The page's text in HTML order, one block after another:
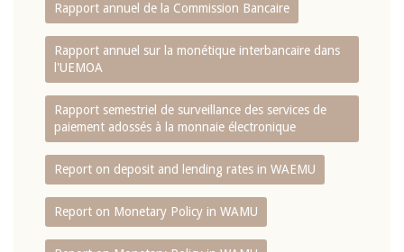
Rapport annuel de la Commission Bancaire
Rapport annuel sur la monétique interbancaire dans
l'UEMOA
Rapport semestriel de surveillance des services de
paiement adossés à la monnaie électronique
Report on deposit and lending rates in WAEMU
Report on Monetary Policy in WAMU